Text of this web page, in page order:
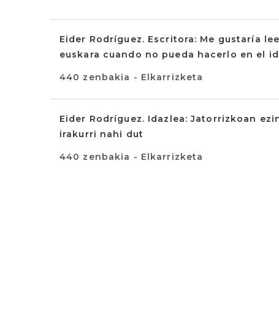
Eider Rodríguez. Escritora: Me gustaría
euskara cuando no pueda hacerlo en el
440 zenbakia - Elkarrizketa
Eider Rodríguez. Idazlea: Jatorrizkoan
irakurri nahi dut
440 zenbakia - Elkarrizketa